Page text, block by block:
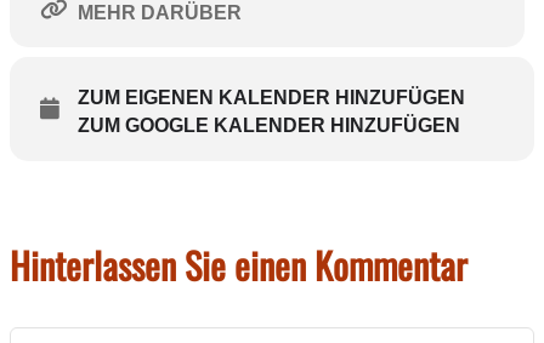
MEHR DARÜBER
ZUM EIGENEN KALENDER HINZUFÜGEN
ZUM GOOGLE KALENDER HINZUFÜGEN
Hinterlassen Sie einen Kommentar